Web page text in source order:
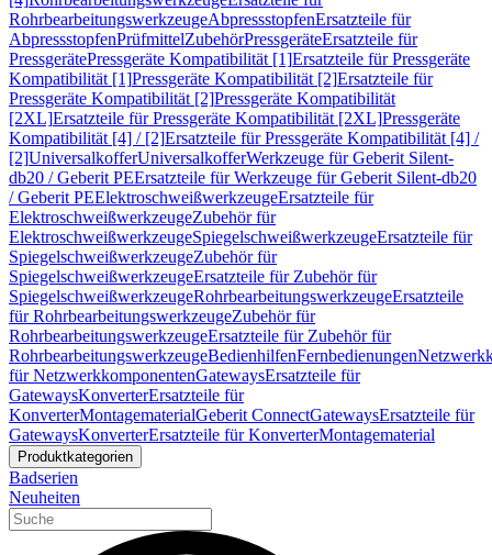
RohrbearbeitungswerkzeugeAbpressstopfenErsatzteile für
AbpressstopfenPrüfmittelZubehörPressgeräteErsatzteile für
PressgerätePressgeräte Kompatibilität [1]Ersatzteile für Pressgeräte
Kompatibilität [1]Pressgeräte Kompatibilität [2]Ersatzteile für
Pressgeräte Kompatibilität [2]Pressgeräte Kompatibilität
[2XL]Ersatzteile für Pressgeräte Kompatibilität [2XL]Pressgeräte
Kompatibilität [4] / [2]Ersatzteile für Pressgeräte Kompatibilität [4] /
[2]UniversalkofferUniversalkofferWerkzeuge für Geberit Silent-
db20 / Geberit PEErsatzteile für Werkzeuge für Geberit Silent-db20
/ Geberit PEElektroschweißwerkzeugeErsatzteile für
ElektroschweißwerkzeugeZubehör für
ElektroschweißwerkzeugeSpiegelschweißwerkzeugeErsatzteile für
SpiegelschweißwerkzeugeZubehör für
SpiegelschweißwerkzeugeErsatzteile für Zubehör für
SpiegelschweißwerkzeugeRohrbearbeitungswerkzeugeErsatzteile
für RohrbearbeitungswerkzeugeZubehör für
RohrbearbeitungswerkzeugeErsatzteile für Zubehör für
RohrbearbeitungswerkzeugeBedienhilfenFernbedienungen
für NetzwerkkomponentenGatewaysErsatzteile für
GatewaysKonverterErsatzteile für
KonverterMontagematerialGeberit ConnectGatewaysErsatzteile für
GatewaysKonverterErsatzteile für KonverterMontagematerial
Produktkategorien
Badserien
Neuheiten